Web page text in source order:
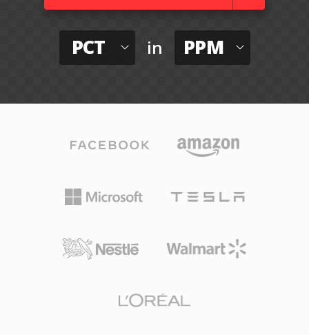
PCT in PPM